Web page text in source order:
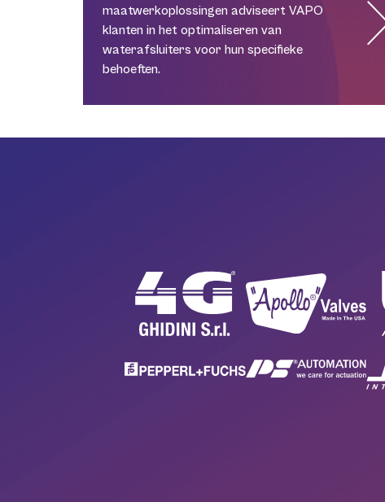
maatwerkoplossingen adviseert VAPO
klanten in het optimaliseren van
waterafsluiters voor hun specifieke
behoeften.